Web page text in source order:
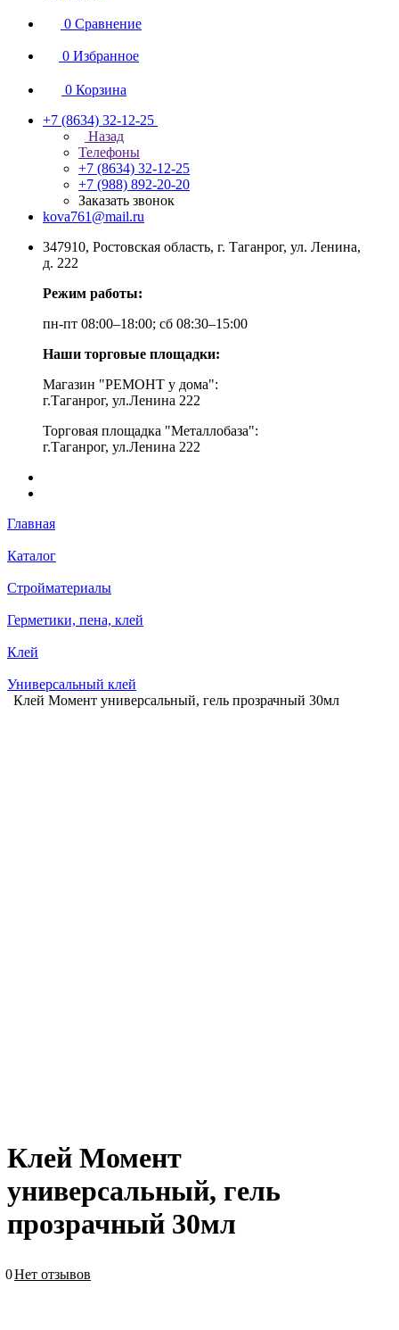
0 Сравнение
0 Избранное
0 Корзина
+7 (8634) 32-12-25
Назад
Телефоны
+7 (8634) 32-12-25
+7 (988) 892-20-20
Заказать звонок
kova761@mail.ru
347910, Ростовская область, г. Таганрог, ул. Ленина,
д. 222
Режим работы:
пн-пт 08:00–18:00; сб 08:30–15:00
Наши торговые площадки:
Магазин "РЕМОНТ у дома":
г.Таганрог, ул.Ленина 222
Торговая площадка "Металлобаза":
г.Таганрог, ул.Ленина 222
Главная
Каталог
Стройматериалы
Герметики, пена, клей
Клей
Универсальный клей
Клей Момент универсальный, гель прозрачный 30мл
Клей Момент
универсальный, гель
прозрачный 30мл
0Нет отзывов